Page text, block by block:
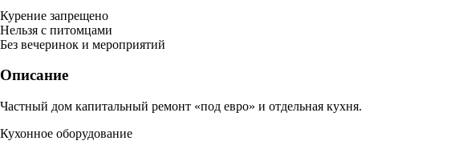
Курение запрещено
Нельзя с питомцами
Без вечеринок и мероприятий
Описание
Частный дом капитальный ремонт «под евро» и отдельная кухня.
Кухонное оборудование